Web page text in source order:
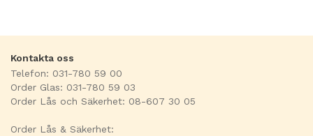
Kontakta oss
Telefon: 031-780 59 00
Order Glas: 031-780 59 03
Order Lås och Säkerhet: 08-607 30 05
Order Lås & Säkerhet: